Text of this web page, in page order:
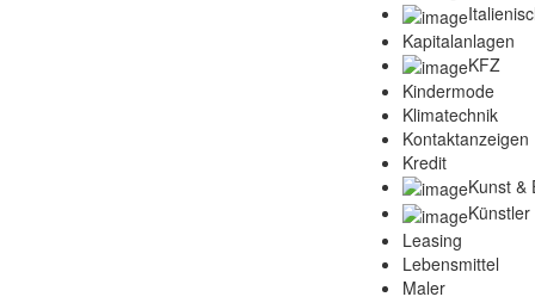
Kapitalanlagen
KFZ
Kindermode
Klimatechnik
Kontaktanzeigen
Kredit
Kunst &
Künstler
Leasing
Lebensmittel
Maler